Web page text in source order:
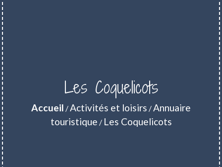
Les Coquelicots
Accueil / Activités et loisirs / Annuaire
touristique / Les Coquelicots